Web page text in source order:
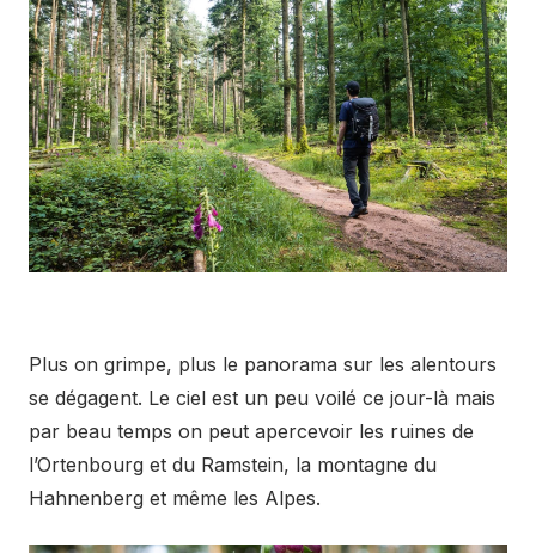
Plus on grimpe, plus le panorama sur les alentours
se dégagent. Le ciel est un peu voilé ce jour-là mais
par beau temps on peut apercevoir les ruines de
l’Ortenbourg et du Ramstein, la montagne du
Hahnenberg et même les Alpes.